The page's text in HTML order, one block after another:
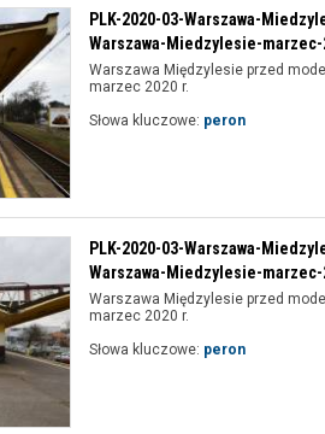
PLK-2020-03-Warszawa-
Warszawa-Miedzylesie-
Warszawa Międzylesie przed
marzec 2020 r.
Słowa kluczowe: peron
PLK-2020-03-Warszawa-
Warszawa-Miedzylesie-
Warszawa Międzylesie przed
marzec 2020 r.
Słowa kluczowe: peron